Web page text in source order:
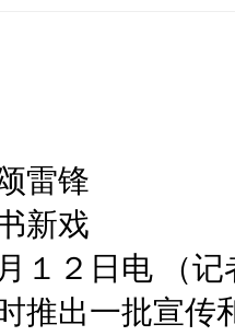
雷锋
新戏
１２日电 （
推出一批宣传